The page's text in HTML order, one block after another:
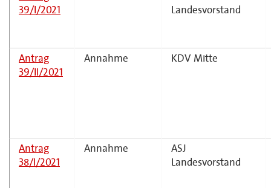
39/I/2021
Landesvorstand
Antrag
39/II/2021
Annahme KDV Mitte
Antrag
38/I/2021
Annahme
ASJ
Landesvorstand